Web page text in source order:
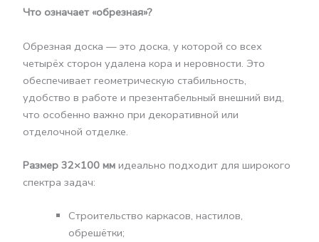
Что означает «обрезная»?
Обрезная доска — это доска, у которой со всех
четырёх сторон удалена кора и неровности. Это
обеспечивает геометрическую стабильность,
удобство в работе и презентабельный внешний вид,
что особенно важно при декоративной или
отделочной отделке.
Размер 32×100 мм идеально подходит для широкого
спектра задач:
Строительство каркасов, настилов,
обрешётки;